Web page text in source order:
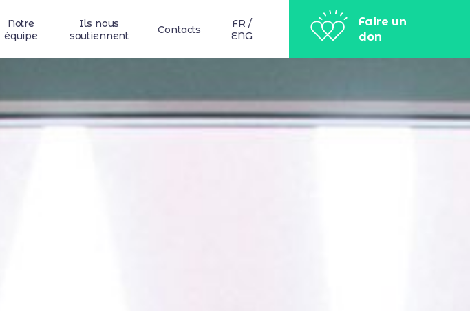
Notre
équipe
Ils nous
soutiennent
Contacts
FR /
ENG
Faire un
don